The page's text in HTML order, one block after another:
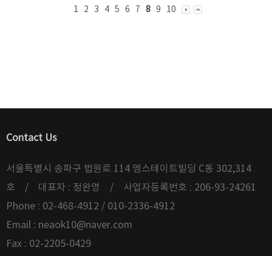
1 2 3 4 5 6 7 8 9 10
Contact Us
서울특별시 송파구 법원로 114 엠스테이트빌딩 C동 302,314
호 / 대표자 : 정완영 / 사업자등록번호 : 206-93-24261
Phone : 02-468-4912 / 010-2336-4912
Email : neaok10@naver.com
Fax : 02-2205-0429